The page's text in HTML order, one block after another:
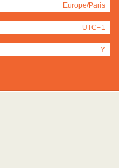
Europe/Paris
UTC+1
Y